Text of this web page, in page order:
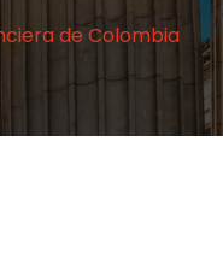
de Colombia